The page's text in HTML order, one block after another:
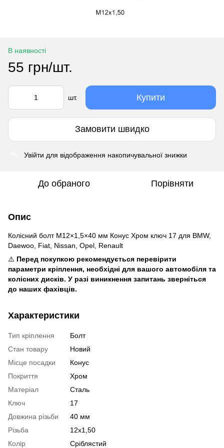
В наявності
55 грн/шт.
шт. Купити
Замовити швидко
Увійти для відображення накопичувальної знижки
До обраного Порівняти
Опис
Колісний болт M12×1,5×40 мм Конус Хром ключ 17 для BMW,
Daewoo, Fiat, Nissan, Opel, Renault
⚠️ Перед покупкою рекомендується перевірити
параметри кріплення, необхідні для вашого автомобіля та
колісних дисків. У разі виникнення запитань зверніться
до наших фахівців.
Характеристики
Тип кріплення
Болт
Стан товару
Новий
Місце посадки
Конус
Покриття
Хром
Матеріал
Сталь
Ключ
17
Довжина різьби
40 мм
Різьба
12x1,50
Колір
Сріблястий